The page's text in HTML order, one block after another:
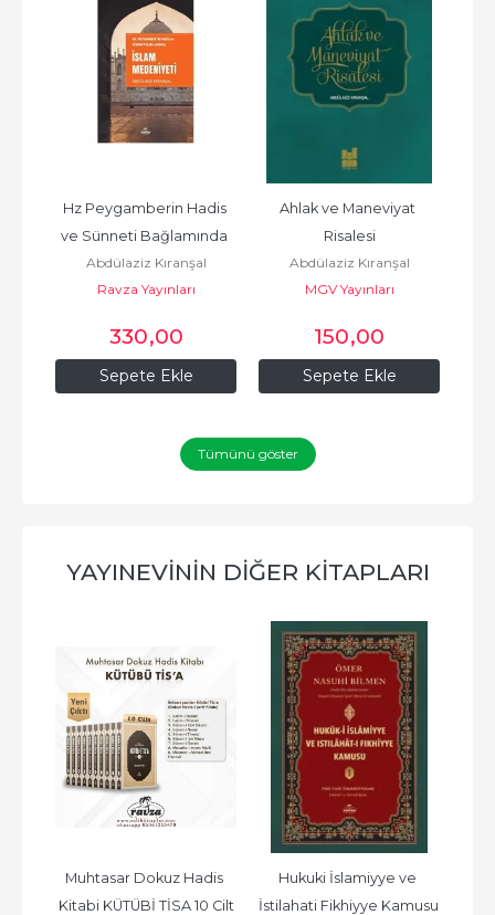
Sepete Ekle
Hz Peygamberin Hadis
ve Sünneti Bağlamında
İslam Medeniyeti
Abdülaziz Kıranşal
Ravza Yayınları
330,00
Sepete Ekle
Ahlak ve Maneviyat
Risalesi
Abdülaziz Kıranşal
MGV Yayınları
150,00
Tümünü göster
YAYINEVININ DIĞER KITAPLARI
Muhtasar Dokuz Hadis
Kitabi KÜTÜBİ TİSA 10 Cilt
Hukuki İslamiyye ve
İstilahati Fikhiyye Kamusu